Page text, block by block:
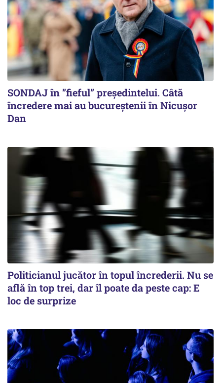
SONDAJ în ”fieful” președintelui. Câtă
încredere mai au bucureștenii în Nicușor
Dan
Politicianul jucător în topul încrederii. Nu se
află în top trei, dar îl poate da peste cap: E
loc de surprize